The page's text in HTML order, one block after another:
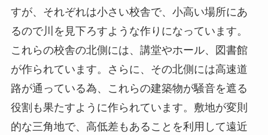
すが、それぞれは小さい校舎で、小高い場所にあ
るので川を見下ろすような作りになっています。
これらの校舎の北側には、講堂やホール、図書館
が作られています。さらに、その北側には高速道
路が通っている為、これらの建築物が騒音を遮る
役割も果たすように作られています。敷地が変則
的な三角地で、高低差もあることを利用して遠近